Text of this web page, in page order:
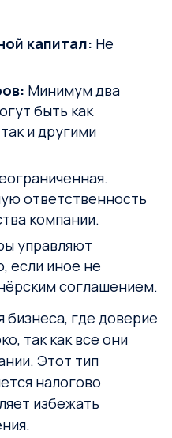
капитал: Не
Минимум два
быть как
и другими
ответственность
компании.
управляют
если иное не
соглашением.
где доверие
так как все они
Этот тип
налогово
избежать